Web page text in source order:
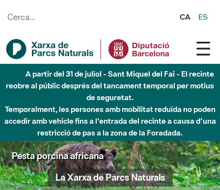
CA ES
A partir del 31 de juliol - Sant Miquel del Fai - El recinte
reobre al públic després del tancament temporal per motius
de seguretat.
Temporalment, les persones amb mobilitat reduïda no poden
accedir amb vehicle fins a l'entrada del recinte a causa d'una
restricció de pas a la zona de la Foradada.
Pesta porcina africana
La Xarxa de Parcs Naturals